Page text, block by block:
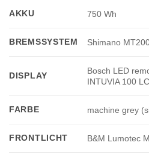
AKKU 750 Wh
BREMSSYSTEM Shimano
DISPLAY
Bosch LED
INTUVIA 100
FARBE machine grey
FRONTLICHT B&M Lumotec